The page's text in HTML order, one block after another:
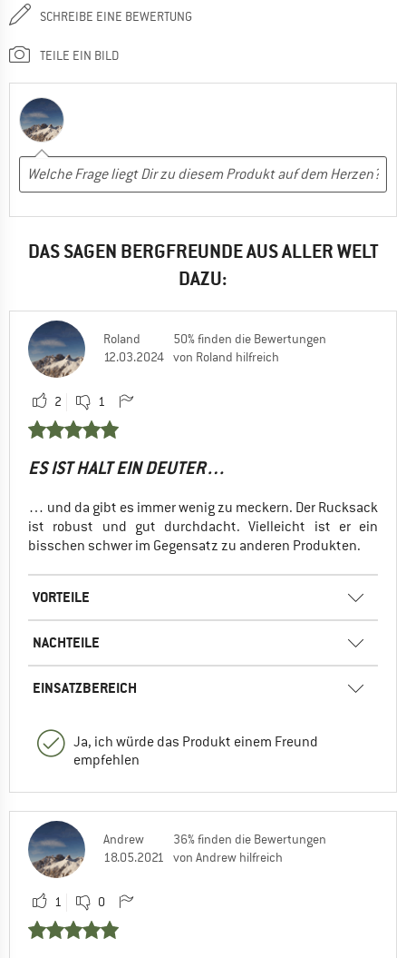
SCHREIBE EINE BEWERTUNG
TEILE EIN BILD
DAS SAGEN BERGFREUNDE AUS ALLER WELT
DAZU:
Roland
12.03.2024
50% finden die Bewertungen
von Roland hilfreich
2 1
ES IST HALT EIN DEUTER…
… und da gibt es immer wenig zu meckern. Der Rucksack
ist robust und gut durchdacht. Vielleicht ist er ein
bisschen schwer im Gegensatz zu anderen Produkten.
VORTEILE
NACHTEILE
EINSATZBEREICH
Ja, ich würde das Produkt einem Freund
empfehlen
Andrew
18.05.2021
36% finden die Bewertungen
von Andrew hilfreich
1 0